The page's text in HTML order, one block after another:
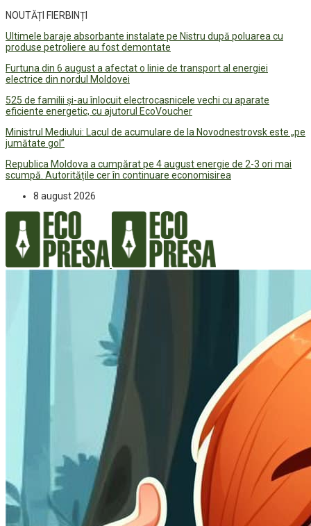
NOUTĂȚI FIERBINȚI
Ultimele baraje absorbante instalate pe Nistru după poluarea cu
produse petroliere au fost demontate
Furtuna din 6 august a afectat o linie de transport al energiei
electrice din nordul Moldovei
525 de familii și-au înlocuit electrocasnicele vechi cu aparate
eficiente energetic, cu ajutorul EcoVoucher
Ministrul Mediului: Lacul de acumulare de la Novodnestrovsk este „pe
jumătate gol”
Republica Moldova a cumpărat pe 4 august energie de 2-3 ori mai
scumpă. Autoritățile cer în continuare economisirea
8 august 2026